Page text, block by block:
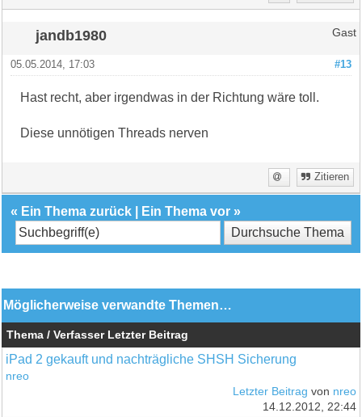
jandb1980 Gast
#13
05.05.2014, 17:03
Hast recht, aber irgendwas in der Richtung wäre toll.
Diese unnötigen Threads nerven
Zitieren
« Ein Thema zurück Ein Thema vor »
Möglicherweise verwandte Themen…
Thema / Verfasser Letzter Beitrag
iPad 2 gekauft und nachträgliche SHSH Sicherung
nreo
Letzter Beitrag von nreo
14.12.2012, 22:44